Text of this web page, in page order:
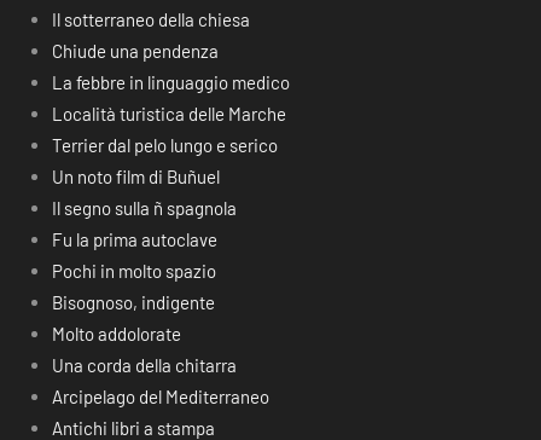
Il sotterraneo della chiesa
Chiude una pendenza
La febbre in linguaggio medico
Località turistica delle Marche
Terrier dal pelo lungo e serico
Un noto film di Buñuel
Il segno sulla ñ spagnola
Fu la prima autoclave
Pochi in molto spazio
Bisognoso, indigente
Molto addolorate
Una corda della chitarra
Arcipelago del Mediterraneo
Antichi libri a stampa